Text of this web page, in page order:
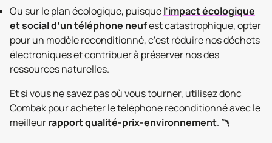
Ou sur le plan écologique, puisquel’impact écologique
et social d’un téléphone neufest catastrophique, opter
pour un modèle reconditionné, c’est réduire nos déchets
électroniques et contribuer à préserver nos des
ressources naturelles.
Et si vous ne savez pas où vous tourner, utilisez donc
Combak pour acheter le téléphone reconditionné avec le
meilleurrapport qualité-prix-environnement. 🪃